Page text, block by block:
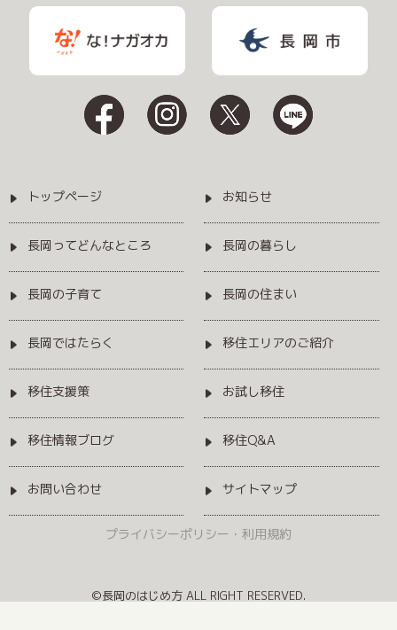
トップページ
長岡ってどんなところ
長岡の子育て
長岡ではたらく
移住支援策
移住情報ブログ
お問い合わせ
お知らせ
長岡の暮らし
長岡の住まい
移住エリアのご紹介
お試し移住
移住Q&A
サイトマップ
プライバシーポリシー・利用規約
©長岡のはじめ方 ALL RIGHT RESERVED.